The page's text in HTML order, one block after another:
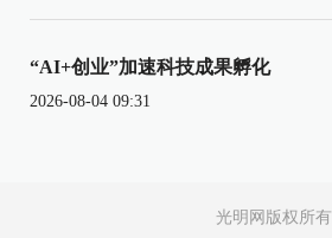
“AI+创业”加速科技成果孵化
2026-08-04 09:31
光明网版权所有